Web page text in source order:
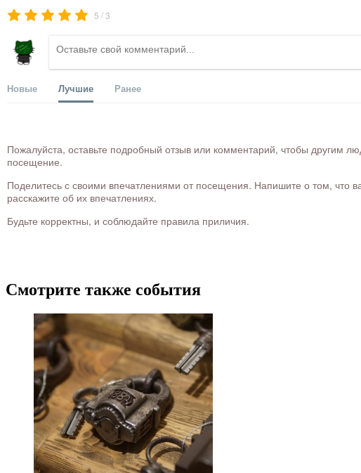
5 /3
Новые Лучшие Ранее
Пожалуйста, оставьте подробный отзыв или комментарий, чтобы другим
посещение.
Поделитесь с своими впечатлениями от посещения. Напишите о том, что
расскажите об их впечатлениях.
Будьте корректны, и соблюдайте правила приличия.
Смотрите также события